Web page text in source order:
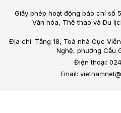
Giấy phép hoạt động báo chí số
Văn hóa, Thể thao và Du
Địa chỉ: Tầng 18, Toà nhà Cục
Nghệ, phường Cầu
Điện thoại:
Email: